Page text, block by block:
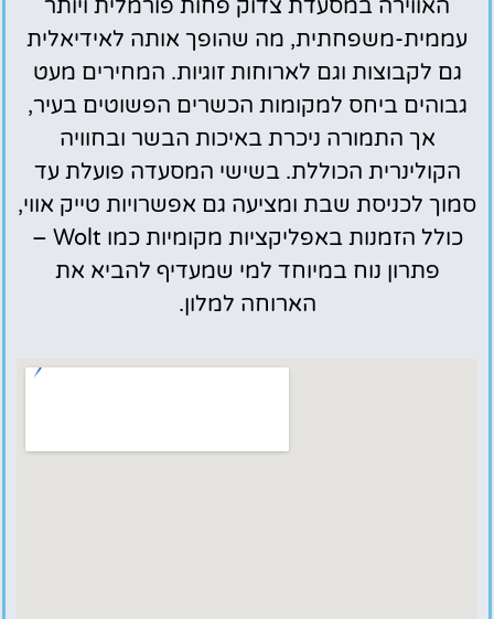
האווירה במסעדת צדוק פחות פורמלית ויותר
עממית-משפחתית, מה שהופך אותה לאידיאלית
גם לקבוצות וגם לארוחות זוגיות. המחירים מעט
גבוהים ביחס למקומות הכשרים הפשוטים בעיר,
אך התמורה ניכרת באיכות הבשר ובחוויה
הקולינרית הכוללת. בשישי המסעדה פועלת עד
סמוך לכניסת שבת ומציעה גם אפשרויות טייק אווי,
כולל הזמנות באפליקציות מקומיות כמו Wolt –
פתרון נוח במיוחד למי שמעדיף להביא את
הארוחה למלון.